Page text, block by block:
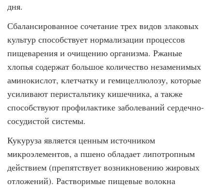
дня.
Сбалансированное сочетание трех видов злаковых
культур способствует нормализации процессов
пищеварения и очищению организма. Ржаные
хлопья содержат большое количество незаменимых
аминокислот, клетчатку и гемицеллюлозу, которые
усиливают перистальтику кишечника, а также
способствуют профилактике заболеваний сердечно-
сосудистой системы.
Кукуруза является ценным источником
микроэлементов, а пшено обладает липотропным
действием (препятствует возникновению жировых
отложений). Растворимые пищевые волокна